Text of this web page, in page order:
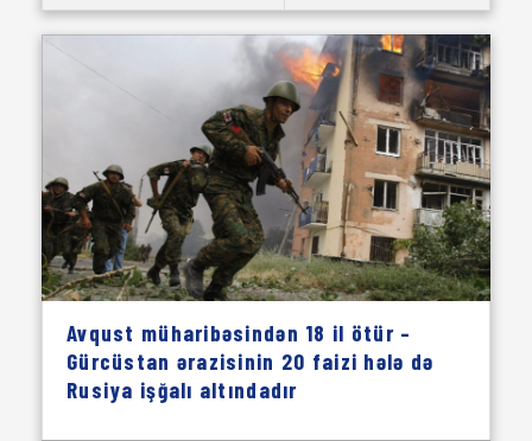
Avqust müharibəsindən 18 il ötür –
Gürcüstan ərazisinin 20 faizi hələ də
Rusiya işğalı altındadır